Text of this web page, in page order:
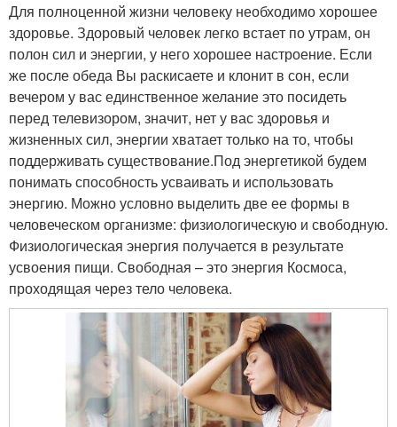
Для полноценной жизни человеку необходимо хорошее
здоровье. Здоровый человек легко встает по утрам, он
полон сил и энергии, у него хорошее настроение. Если
же после обеда Вы раскисаете и клонит в сон, если
вечером у вас единственное желание это посидеть
перед телевизором, значит, нет у вас здоровья и
жизненных сил, энергии хватает только на то, чтобы
поддерживать существование.Под энергетикой будем
понимать способность усваивать и использовать
энергию. Можно условно выделить две ее формы в
человеческом организме: физиологическую и свободную.
Физиологическая энергия получается в результате
усвоения пищи. Свободная – это энергия Космоса,
проходящая через тело человека.